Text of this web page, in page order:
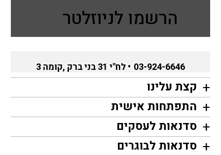
הרשמו לניוזלטר
03-924-6646 • לח"י 31 בני ברק ,קומה 3
קצת עלינו
התפתחות אישית
סדנאות לעסקים
סדנאות לבוגרים